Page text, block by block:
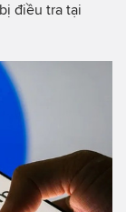
điều tra tại